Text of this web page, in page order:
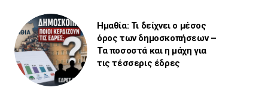
Ημαθία: Τι δείχνει ο μέσος
όρος των δημοσκοπήσεων –
Τα ποσοστά και η μάχη για
τις τέσσερις έδρες